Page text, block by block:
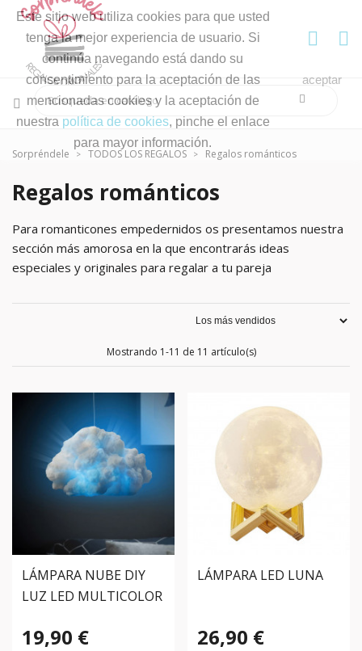
Este sitio web utiliza cookies para que usted
tenga la mejor experiencia de usuario. Si
continúa navegando está dando su
consentimiento para la aceptación de las
mencionadas cookies y la aceptación de
nuestra política de cookies, pinche el enlace
para mayor información.
aceptar
Sorpréndele TODOS LOS REGALOS Regalos románticos
Regalos románticos
Para romanticones empedernidos os presentamos nuestra
sección más amorosa en la que encontrarás ideas
especiales y originales para regalar a tu pareja
Mostrando 1-11 de 11 artículo(s)
LÁMPARA NUBE DIY
LUZ LED MULTICOLOR
19,90 €
LÁMPARA LED LUNA
26,90 €